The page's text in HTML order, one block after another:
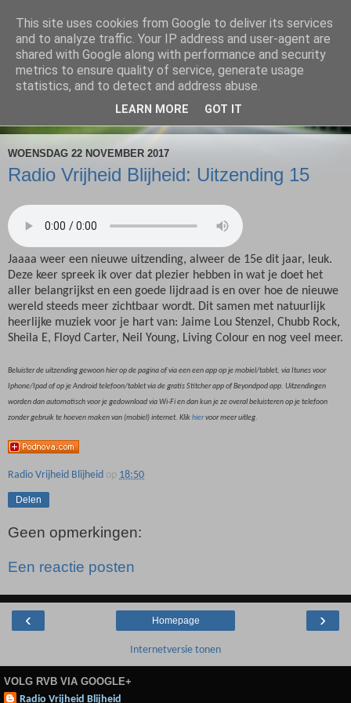
Radio Vrijheid Blijheid
Spiritualiteit & Muziek
WOENSDAG 22 NOVEMBER 2017
Radio Vrijheid Blijheid: Uitzending 15
Jaaaa weer een nieuwe uitzending, alweer de 15e dit jaar, leuk.
Deze keer spreek ik over dat plezier hebben in wat je doet het
aller belangrijkst en een goede lijdraad is en over hoe de nieuwe
wereld steeds meer zichtbaar wordt. Dit samen met natuurlijk
heerlijke muziek voor je hart van: Jaime Lou Stenzel, Chubb Rock,
Sheila E, Floyd Carter, Neil Young, Living Colour en nog veel meer.
Beluister de uitzending gewoon hier op de pagina of via een een app op je mobiel/tablet, via Itunes voor
Iphone/Ipad of op je Android telefoon/tablet via de gratis Stitcher app of Beyondpod app. Uitzendingen
worden dan automatisch voor je gedownload via Wi-Fi en dan kun je ze overal beluisteren op je telefoon
zonder gebruik te hoeven maken van (mobiel) internet. Klikhiervoor meer uitleg.
Radio Vrijheid Blijheid op 18:50
Delen
Geen opmerkingen:
Een reactie posten
‹ ›
Homepage
Internetversie tonen
VOLG RVB VIA GOOGLE+
Radio Vrijheid Blijheid
This site uses cookies from Google to deliver its services
and to analyze traffic. Your IP address and user-agent are
shared with Google along with performance and security
metrics to ensure quality of service, generate usage
statistics, and to detect and address abuse.
LEARN MORE GOT IT